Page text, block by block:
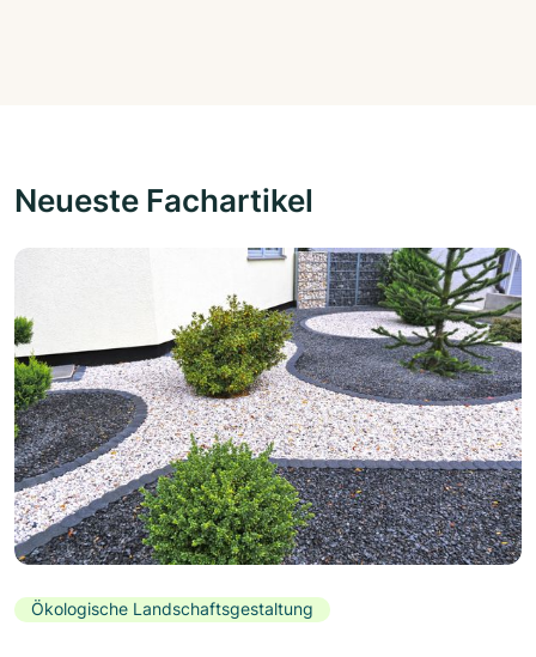
Neueste Fachartikel
Ökologische Landschaftsgestaltung